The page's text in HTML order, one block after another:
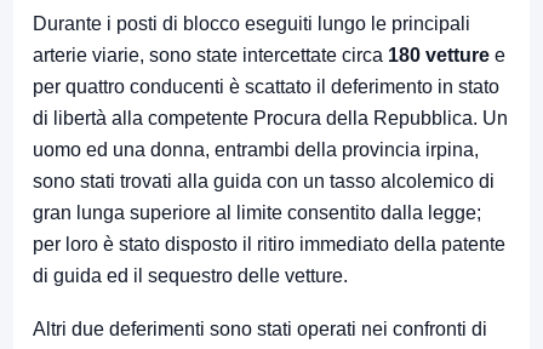
Durante i posti di blocco eseguiti lungo le principali
arterie viarie, sono state intercettate circa 180 vetture e
per quattro conducenti è scattato il deferimento in stato
di libertà alla competente Procura della Repubblica. Un
uomo ed una donna, entrambi della provincia irpina,
sono stati trovati alla guida con un tasso alcolemico di
gran lunga superiore al limite consentito dalla legge;
per loro è stato disposto il ritiro immediato della patente
di guida ed il sequestro delle vetture.
Altri due deferimenti sono stati operati nei confronti di